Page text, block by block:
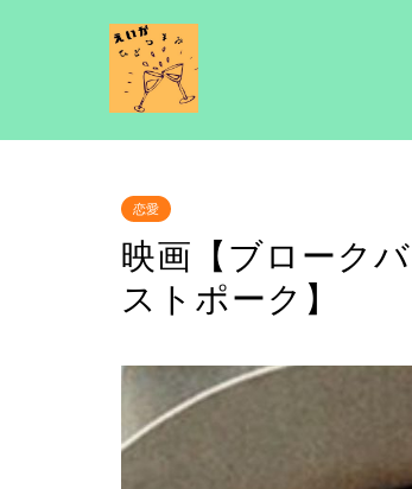
恋愛
映画【ブローク
ストポーク】